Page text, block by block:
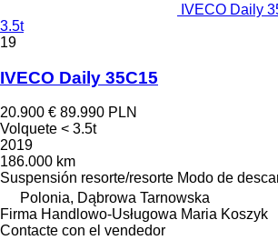
IVECO Daily
3.5t
19
IVECO Daily 35C15
20.900 € 89.990 PLN
Volquete < 3.5t
2019
186.000 km
Suspensión resorte/resorte Modo de
Polonia, Dąbrowa Tarnowska
Firma Handlowo-Usługowa Maria Koszyk
Contacte con el vendedor